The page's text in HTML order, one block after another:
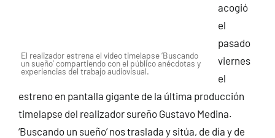
El realizador estrena el vídeo timelapse ‘Buscando
un sueño’ compartiendo con el público anécdotas y
experiencias del trabajo audiovisual.
acogió
el
pasado
viernes
el
estreno en pantalla gigante de la última producción
timelapse del realizador sureño Gustavo Medina.
‘Buscando un sueño’ nos traslada y sitúa, de día y de